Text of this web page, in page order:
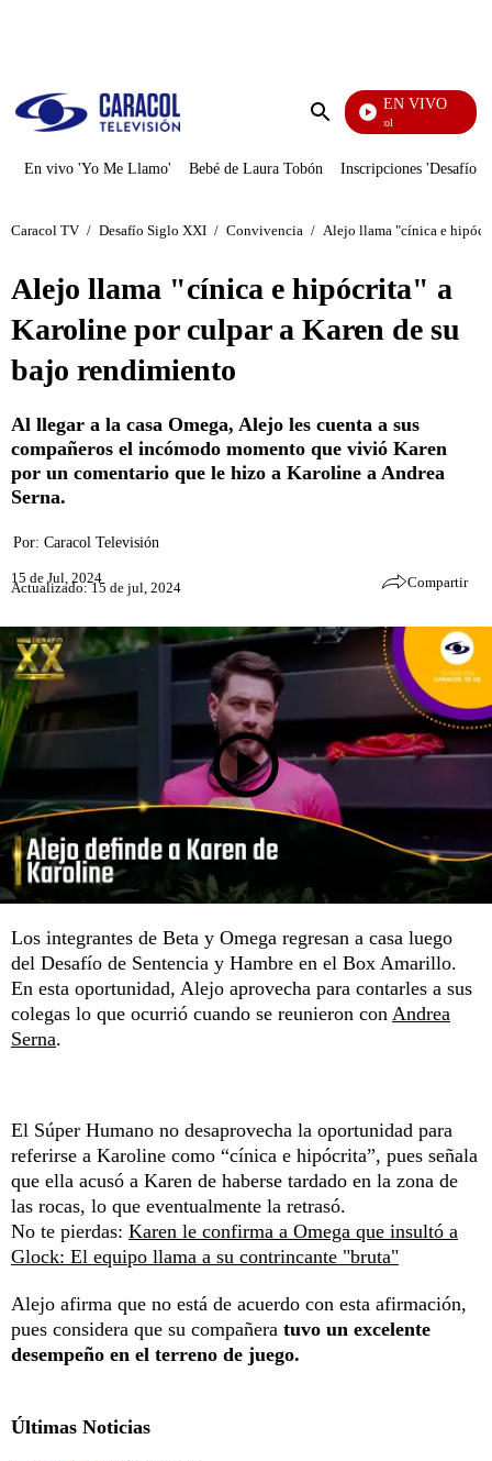
Enviar
EN VIVO
Noticias Caracol
En vivo 'Yo Me Llamo' Bebé de Laura Tobón Inscripciones 'Desafío'
Caracol TV / Desafío Siglo XXI / Convivencia / Alejo llama "cínica e
Alejo llama "cínica e hipócrita" a
Karoline por culpar a Karen de su
bajo rendimiento
Al llegar a la casa Omega, Alejo les cuenta a sus
compañeros el incómodo momento que vivió Karen
por un comentario que le hizo a Karoline a Andrea
Serna.
Por: Caracol Televisión
15 de Jul, 2024
Actualizado: 15 de jul, 2024 Compartir
Los integrantes de Beta y Omega regresan a casa luego
del Desafío de Sentencia y Hambre en el Box Amarillo.
En esta oportunidad, Alejo aprovecha para contarles a sus
colegas lo que ocurrió cuando se reunieron con Andrea
Serna.
El Súper Humano no desaprovecha la oportunidad para
referirse a Karoline como “cínica e hipócrita”, pues señala
que ella acusó a Karen de haberse tardado en la zona de
las rocas, lo que eventualmente la retrasó.
No te pierdas: Karen le confirma a Omega que insultó a
Glock: El equipo llama a su contrincante "bruta"
Alejo afirma que no está de acuerdo con esta afirmación,
pues considera que su compañera tuvo un excelente
desempeño en el terreno de juego.
Últimas Noticias